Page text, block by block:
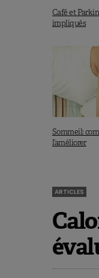
Café et
impliqués
Sommeil:
l’améliorer
ARTICLES